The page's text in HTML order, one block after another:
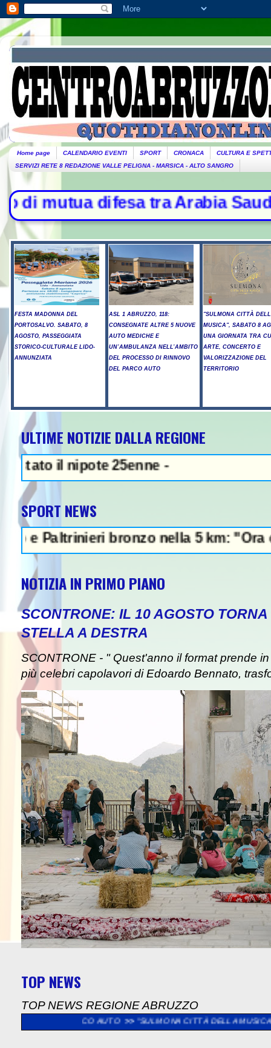
Home page CALENDARIO EVENTI SPORT CRONACA
CULTURA E
SERVIZI RETE 8 REDAZIONE VALLE PELIGNA - MARSICA - ALTO SANGRO
tra Arabia Saudita,
FESTA MADONNA DEL
PORTOSALVO. SABATO, 8
AGOSTO, PASSEGGIATA
STORICO-CULTURALE LIDO-
ANNUNZIATA
ASL 1 ABRUZZO, 118:
CONSEGNATE ALTRE 5 NUOVE
AUTO MEDICHE E
UN’AMBULANZA NELL’AMBITO
DEL PROCESSO DI RINNOVO
DEL PARCO AUTO
"SULMONA CITTÀ
MUSICA", SABATO 8
UNA GIORNATA TRA
ARTE, CONCERTO E
VALORIZZAZIONE DEL
TERRITORIO
ULTIME NOTIZIE DALLA REGIONE
25enne -
SPORT NEWS
bronzo nella 5 km: "Ora ci
NOTIZIA IN PRIMO PIANO
SCONTRONE: IL 10 AGOSTO
STELLA A DESTRA
SCONTRONE - " Quest'anno il format prende
più celebri capolavori di Edoardo Bennato,
TOP NEWS
TOP NEWS REGIONE ABRUZZO
"SULMONA CITTÀ DELLA MUSICA", SABATO 8
NEWS IN EVIDENZA -